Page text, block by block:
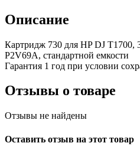
Описание
Картридж 730 для HP DJ
P2V69A, стандартной емкости
Гарантия 1 год при условии
Отзывы о товаре
Отзывы не найдены
Оставить отзыв на этот товар